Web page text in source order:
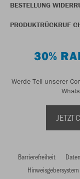
BESTELLUNG
PRODUKTRÜCKRUF
30%
Werde Teil unserer
JETZT
Barrierefreiheit
Hinweisgebersystem